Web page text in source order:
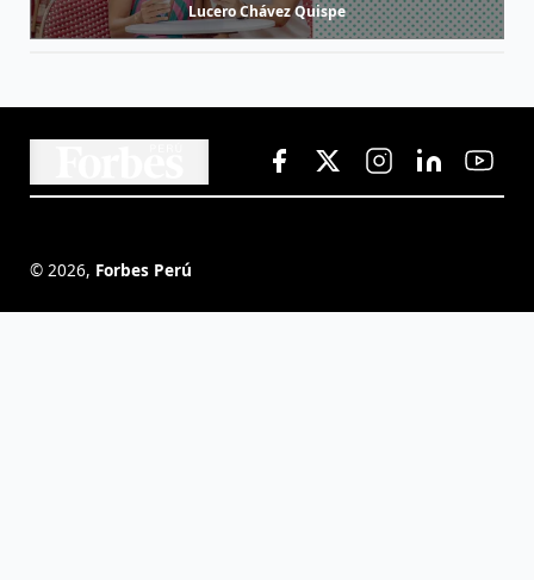
Lucero Chávez Quispe
© 2026, Forbes Perú